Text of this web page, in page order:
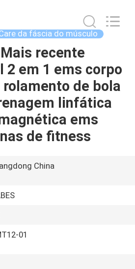
da fáscia do músculo
recente
2 em 1 ems corpo
de bola
linfática
ems
de fitness
China
01